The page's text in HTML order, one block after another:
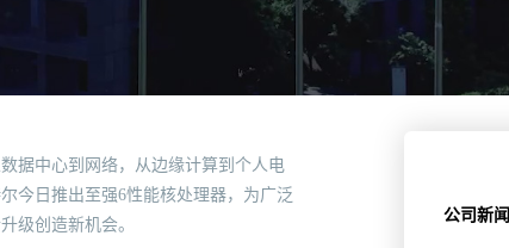
公司新闻
据中心到网络，从边缘计算到个人电
今日推出至强6性能核处理器，为广泛
级创造新机会。